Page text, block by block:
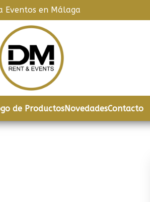
Eventos en Málaga
de ProductosNovedadesContacto